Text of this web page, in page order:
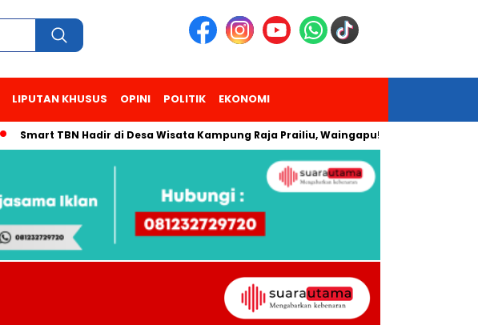
LIPUTAN KHUSUS OPINI POLITIK EKONOMI
Smart TBN Hadir di Desa Wisata Kampung Raja Prailiu, Waingapu!